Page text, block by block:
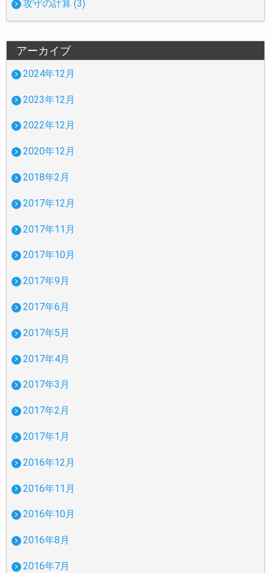
攻守の計算 (3)
アーカイブ
2024年12月
2023年12月
2022年12月
2020年12月
2018年2月
2017年12月
2017年11月
2017年10月
2017年9月
2017年6月
2017年5月
2017年4月
2017年3月
2017年2月
2017年1月
2016年12月
2016年11月
2016年10月
2016年8月
2016年7月